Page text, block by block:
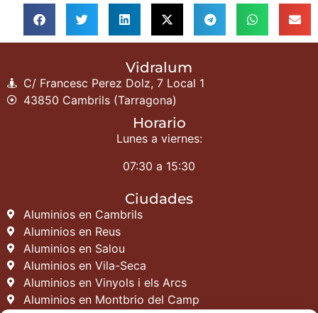
Vidralum
C/ Francesc Perez Dolz, 7 Local 1
43850 Cambrils (Tarragona)
Horario
Lunes a viernes:
07:30 a 15:30
Ciudades
Aluminios en Cambrils
Aluminios en Reus
Aluminios en Salou
Aluminios en Vila-Seca
Aluminios en Vinyols i els Arcs
Aluminios en Montbrio del Camp